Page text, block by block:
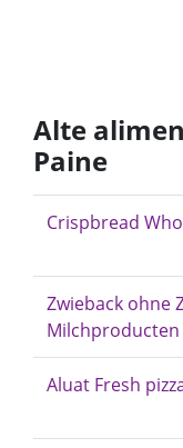
Alte
Paine
Crispbread
Zwieback ohne
Milchproducten
Aluat Fresh